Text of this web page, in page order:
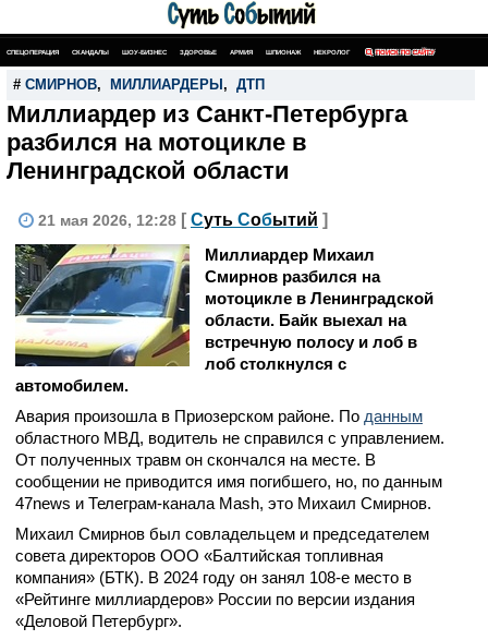
СПЕЦОПЕРАЦИЯ СКАНДАЛЫ ШОУ-БИЗНЕС ЗДОРОВЬЕ АРМИЯ ШПИОНАЖ НЕКРОЛОГ ПОИСК ПО САЙТУ
# СМИРНОВ, МИЛЛИАРДЕРЫ , ДТП
Миллиардер из Санкт-Петербурга
разбился на мотоцикле в
Ленинградской области
21 мая 2026, 12:28 [ Суть Событий ]
Миллиардер Михаил
Смирнов разбился на
мотоцикле в Ленинградской
области. Байк выехал на
встречную полосу и лоб в
лоб столкнулся с
автомобилем.
Авария произошла в Приозерском районе. По данным
областного МВД, водитель не справился с управлением.
От полученных травм он скончался на месте. В
сообщении не приводится имя погибшего, но, по данным
47news и Телеграм-канала Mash, это Михаил Смирнов.
Михаил Смирнов был совладельцем и председателем
совета директоров ООО «Балтийская топливная
компания» (БТК). В 2024 году он занял 108-е место в
«Рейтинге миллиардеров» России по версии издания
«Деловой Петербург».